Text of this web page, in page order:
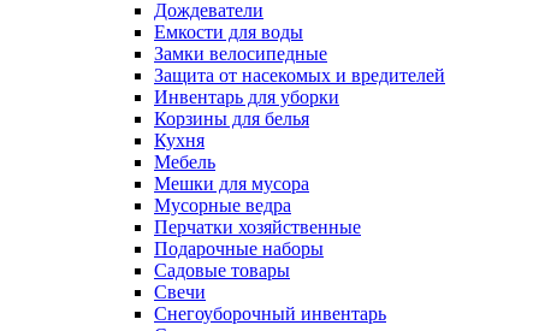
Дождеватели
Емкости для воды
Замки велосипедные
Защита от насекомых и вредителей
Инвентарь для уборки
Корзины для белья
Кухня
Мебель
Мешки для мусора
Мусорные ведра
Перчатки хозяйственные
Подарочные наборы
Садовые товары
Свечи
Снегоуборочный инвентарь